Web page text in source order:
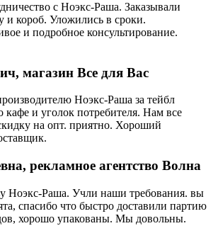
с Ноэкс-Раша. Заказывали
и короб. Уложились в сроки.
и подробное консультирование.
магазин Все для Вас
Ноэкс-Раша за тейбл
кафе и уголок потребителя. Нам все
на опт. приятно. Хороший
рекламное агентство Волна
Ноэкс-Раша. Учли наши требования. вы
спасибо что быстро доставили партию
хорошо упакованы. Мы довольны.